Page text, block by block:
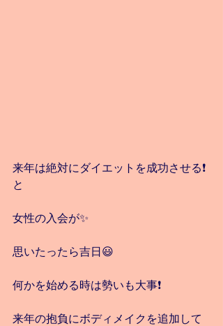
来年は絶対にダイエットを成功させる❗️
と
女性の入会が✨
思いたったら吉日😃
何かを始める時は勢いも大事❗️
来年の抱負にボディメイクを追加して